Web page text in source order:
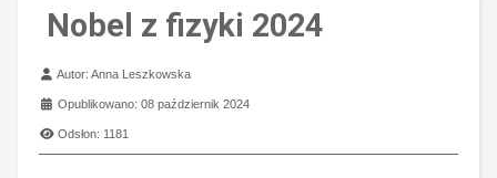
Nobel z fizyki 2024
Szczegóły
Autor:Anna Leszkowska
Opublikowano: 08 październik 2024
Odsłon: 1181